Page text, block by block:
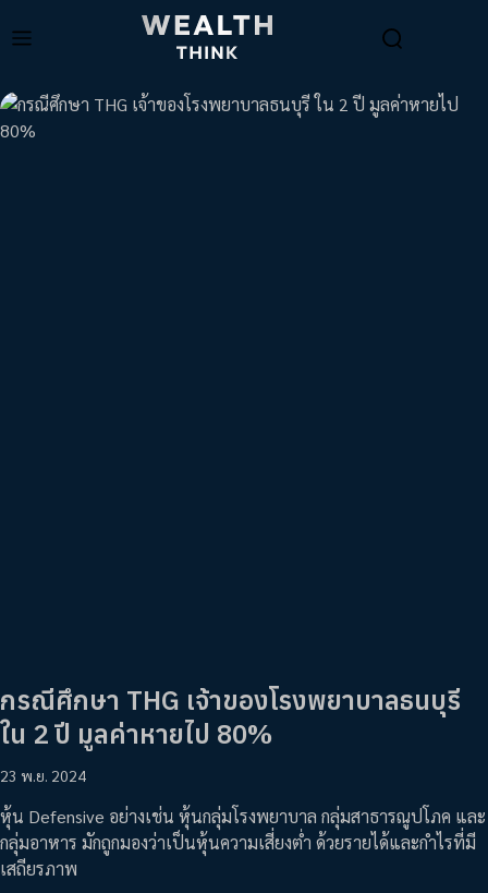
กรณีศึกษา THG เจ้าของโรงพยาบาลธนบุรี
ใน 2 ปี มูลค่าหายไป 80%
23 พ.ย. 2024
หุ้น Defensive อย่างเช่น หุ้นกลุ่มโรงพยาบาล กลุ่มสาธารณูปโภค และ
กลุ่มอาหาร มักถูกมองว่าเป็นหุ้นความเสี่ยงต่ำ ด้วยรายได้และกำไรที่มี
เสถียรภาพ